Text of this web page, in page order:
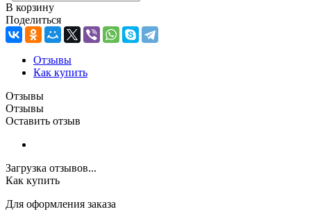
В корзину
Поделиться
Отзывы
Как купить
Отзывы
Отзывы
Оставить отзыв
Загрузка отзывов...
Как купить
Для оформления заказа